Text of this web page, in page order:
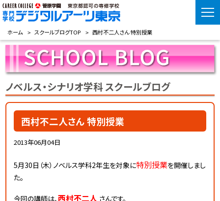
ホーム スクールブログTOP 西村不二人さん 特別授業
ノベルス・シナリオ学科 スクールブログ
西村不二人さん 特別授業
2013年06月04日
5月30日（木）ノベルス学科2年生を対象に特別授業を開催しまし
た。
今回の講師は、西村不二人 さんです。